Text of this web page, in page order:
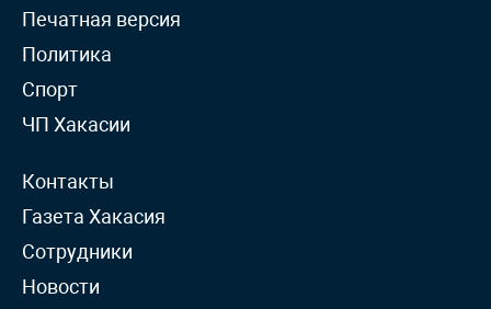
Печатная версия
Политика
Спорт
ЧП Хакасии
Контакты
Газета Хакасия
Сотрудники
Новости